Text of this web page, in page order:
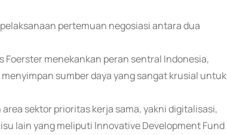
pertemuan negosiasi antara dua
Foerster menekankan peran sentral Indonesia,
sumber daya yang sangat krusial untuk
sektor prioritas kerja sama, yakni digitalisasi,
lain yang meliputi Innovative Development Fund